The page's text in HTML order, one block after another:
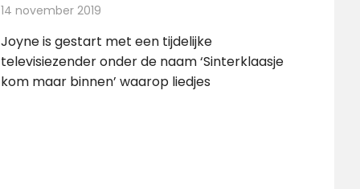
14 november 2019
Joyne is gestart met een tijdelijke
televisiezender onder de naam ‘Sinterklaasje
kom maar binnen’ waarop liedjes